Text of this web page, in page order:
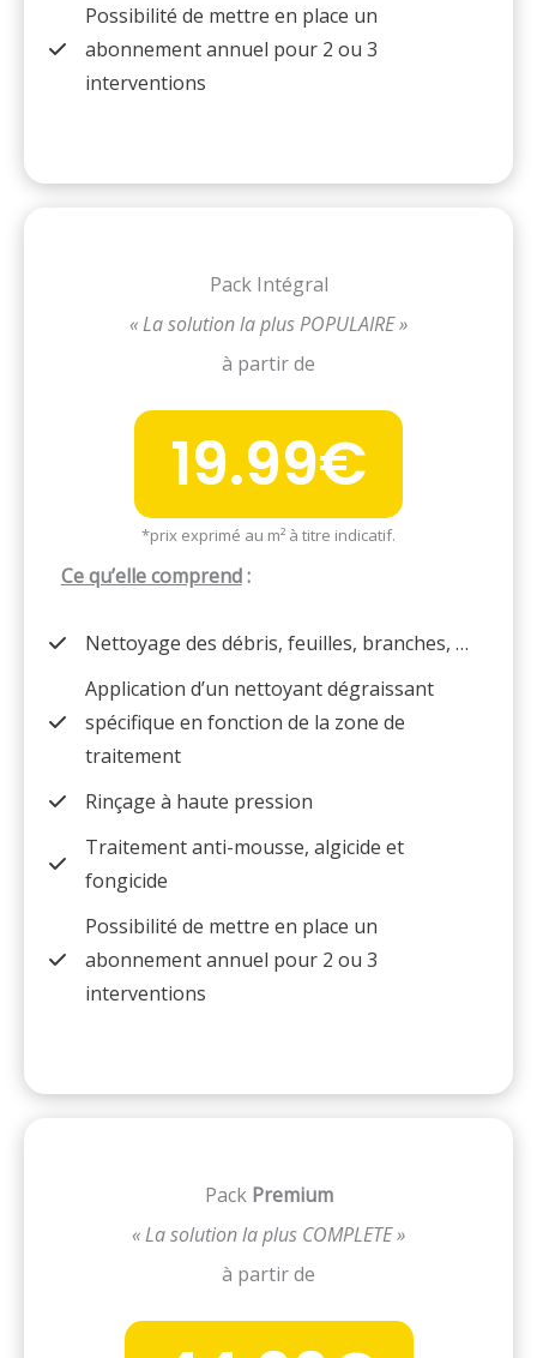
Possibilité de mettre en place un
abonnement annuel pour 2 ou 3
interventions
Pack Intégral
« La solution la plus POPULAIRE »
à partir de
19.99€
*prix exprimé au m² à titre indicatif.
Ce qu’elle comprend:
Nettoyage des débris, feuilles, branches, …
Application d’un nettoyant dégraissant
spécifique en fonction de la zone de
traitement
Rinçage à haute pression
Traitement anti-mousse, algicide et
fongicide
Possibilité de mettre en place un
abonnement annuel pour 2 ou 3
interventions
Pack Premium
« La solution la plus COMPLETE »
à partir de